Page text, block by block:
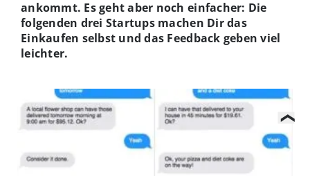
ankommt. Es geht aber noch einfacher: Die
folgenden drei Startups machen Dir das
Einkaufen selbst und das Feedback geben viel
leichter.